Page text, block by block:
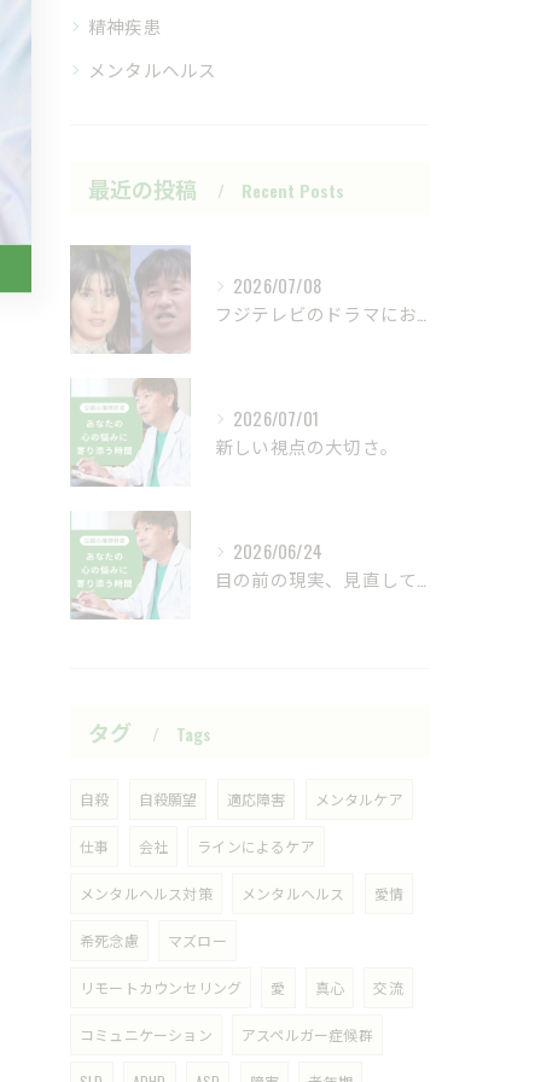
精神疾患
メンタルヘルス
最近の投稿 Recent Posts
2026/07/08
2026/07/01
新しい視点の大切さ。
2026/06/24
タグ Tags
自殺 自殺願望 適応障害 メンタルケア
仕事 会社 ラインによるケア
メンタルヘルス対策 メンタルヘルス 愛情
希死念慮 マズロー
リモートカウンセリング 愛 真心 交流
コミュニケーション アスペルガー症候群